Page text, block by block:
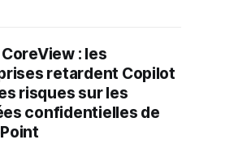
: les
retardent Copilot
risques sur les
confidentielles de